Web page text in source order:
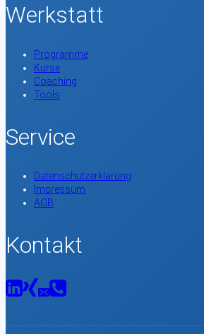
Werkstatt
Programme
Kurse
Coaching
Tools
Service
Datenschutzerklärung
Impressum
AGB
Kontakt